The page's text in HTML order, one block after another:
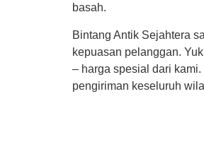
basah.
Bintang Antik Sejahtera
kepuasan pelanggan.
– harga spesial dari
pengiriman keseluruh